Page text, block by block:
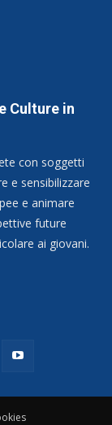
Culture in
con soggetti
e sensibilizzare
e animare
future
ai giovani.